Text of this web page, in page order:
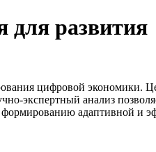
для развития
цифровой экономики.
экспертный анализ
адаптивной и